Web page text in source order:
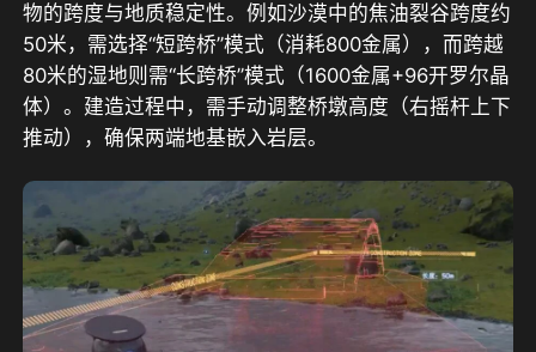
物的跨度与地质稳定性。例如沙漠中的焦油裂谷跨度约
50米，需选择“短跨桥”模式（消耗800金属），而跨越
80米的湿地则需“长跨桥”模式（1600金属+96开罗尔晶
体）。建造过程中，需手动调整桥墩高度（右摇杆上下
推动），确保两端地基嵌入岩层。